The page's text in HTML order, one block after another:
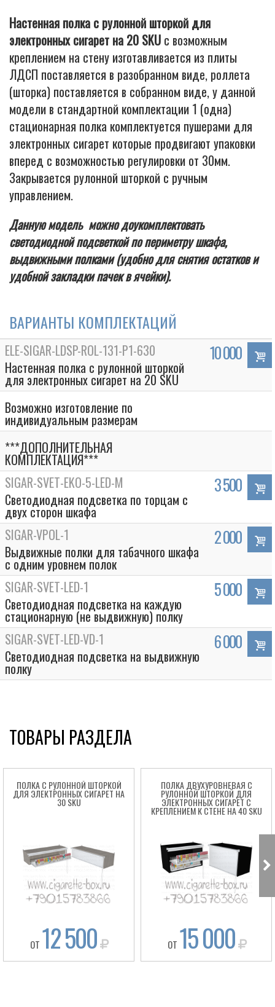
Настенная полка с рулонной шторкой для
электронных сигарет на 20 SKU с возможным
креплением на стену изготавливается из плиты
ЛДСП поставляется в разобранном виде, роллета
(шторка) поставляется в собранном виде, у данной
модели в стандартной комплектации 1 (одна)
стационарная полка комплектуется пушерами для
электронных сигарет которые продвигают упаковки
вперед с возможностью регулировки от 30мм.
Закрывается рулонной шторкой с ручным
управлением.
Данную модель можно доукомплектовать
светодиодной подсветкой по периметру шкафа,
выдвижными полками (удобно для снятия остатков и
удобной закладки пачек в ячейки).
ВАРИАНТЫ КОМПЛЕКТАЦИЙ
ELE-SIGAR-LDSP-ROL-131-P1-630
Настенная полка с рулонной шторкой
для электронных сигарет на 20 SKU
10 000
Возможно изготовление по
индивидуальным размерам
***ДОПОЛНИТЕЛЬНАЯ
КОМПЛЕКТАЦИЯ***
SIGAR-SVET-EKO-5-LED-M
Светодиодная подсветка по торцам с
двух сторон шкафа
3 500
SIGAR-VPOL-1
Выдвижные полки для табачного шкафа
с одним уровнем полок
2 000
SIGAR-SVET-LED-1
Светодиодная подсветка на каждую
стационарную (не выдвижную) полку
5 000
SIGAR-SVET-LED-VD-1
Светодиодная подсветка на выдвижную
полку
6 000
ТОВАРЫ РАЗДЕЛА
ПОЛКА С РУЛОННОЙ ШТОРКОЙ
ДЛЯ ЭЛЕКТРОННЫХ СИГАРЕТ НА
30 SKU
ОТ 12 500
ПОЛКА ДВУХУРОВНЕВАЯ С
РУЛОННОЙ ШТОРКОЙ ДЛЯ
ЭЛЕКТРОННЫХ СИГАРЕТ С
КРЕПЛЕНИЕМ К СТЕНЕ НА 40 SKU
ОТ 15 000